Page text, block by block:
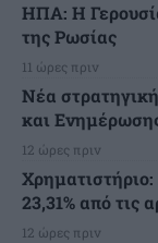
ΗΠΑ: Η
της Ρωσίας
11 ώρες πριν
Νέα
και
12 ώρες πριν
23,31% από τις
12 ώρες πριν